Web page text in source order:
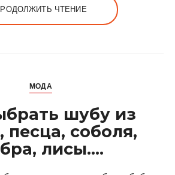
ЧТЕНИЕ
МОДА
шубу из
песца, соболя,
лисы….